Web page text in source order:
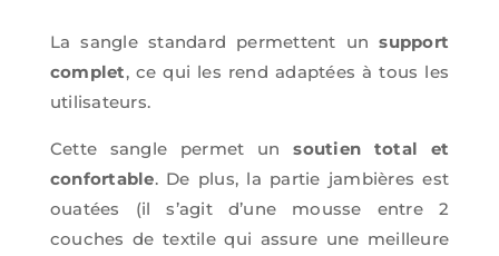
La sangle standard permettent unsupport
complet, ce qui les rend adaptées à tous les
utilisateurs.
Cette sangle permet unsoutien total et
confortable. De plus, la partie jambières est
ouatées (il s’agit d’une mousse entre 2
couches de textile qui assure une meilleure